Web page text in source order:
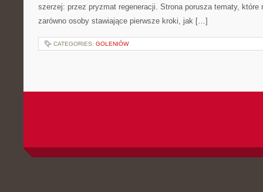
szerzej: przez pryzmat regeneracji. Strona porusza tematy, które
zarówno osoby stawiające pierwsze kroki, jak […]
CATEGORIES: GOLENIÓW